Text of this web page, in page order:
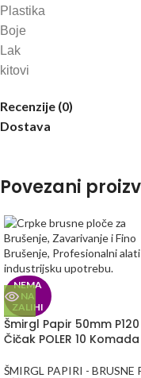
Plastika
Boje
Lak
kitovi
Recenzije (0)
Dostava
Povezani
NEMA
NA
ZALIHI
Šmirgl Papir 50mm P120
Čičak POLER 10 Komada
ŠMIRGL PAPIRI - BRUSNE